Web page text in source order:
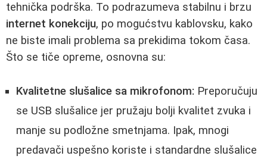
tehnička podrška. To podrazumeva stabilnu i brzu
internet konekciju, po mogućstvu kablovsku, kako
ne biste imali problema sa prekidima tokom časa.
Što se tiče opreme, osnovna su:
Kvalitetne slušalice sa mikrofonom: Preporučuju
se USB slušalice jer pružaju bolji kvalitet zvuka i
manje su podložne smetnjama. Ipak, mnogi
predavači uspešno koriste i standardne slušalice